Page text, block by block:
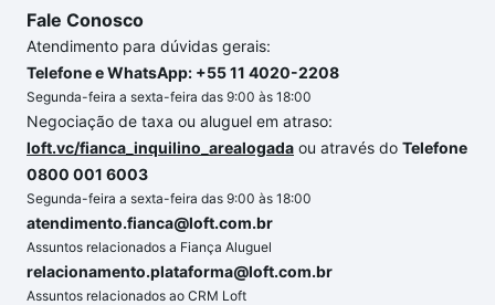
Fale Conosco
Atendimento para dúvidas gerais:
Telefone e WhatsApp: +55 11 4020-2208
Segunda-feira a sexta-feira das 9:00 às 18:00
Negociação de taxa ou aluguel em atraso:
loft.vc/fianca_inquilino_arealogada ou através do Telefone
0800 001 6003
Segunda-feira a sexta-feira das 9:00 às 18:00
atendimento.fianca@loft.com.br
Assuntos relacionados a Fiança Aluguel
relacionamento.plataforma@loft.com.br
Assuntos relacionados ao CRM Loft